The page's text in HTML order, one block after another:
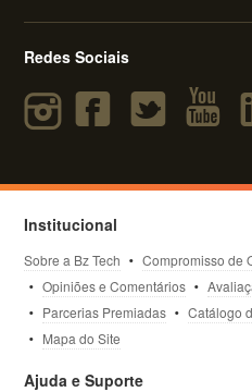
Redes Sociais
Institucional
Sobre a Bz Tech
Compromisso de
Opiniões e Comentários
Parcerias Premiadas
Catálogo
Mapa do Site
Ajuda e Suporte